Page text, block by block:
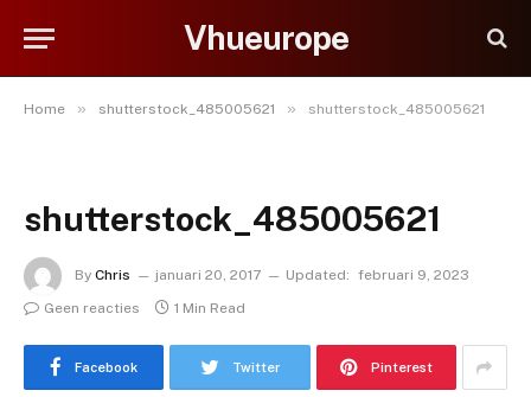
Vhueurope
Home » shutterstock_485005621 » shutterstock_485005621
shutterstock_485005621
By Chris januari 20, 2017 Updated: februari 9, 2023
Geen reacties
1 Min Read
Facebook Twitter Pinterest